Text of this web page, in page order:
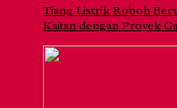
Tiang Listrik Roboh
Kaitan dengan Proyek